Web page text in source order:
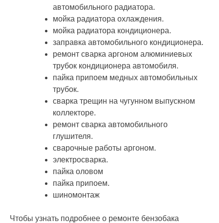
автомобильного радиатора.
мойка радиатора охлаждения.
мойка радиатора кондиционера.
заправка автомобильного кондиционера.
ремонт сварка аргоном алюминиевых
трубок кондиционера автомобиля.
пайка припоем медных автомобильных
трубок.
сварка трещин на чугунном выпускном
коллекторе.
ремонт сварка автомобильного
глушителя.
сварочные работы аргоном.
электросварка.
пайка оловом
пайка припоем.
шиномонтаж
Чтобы узнать подробнее о ремонте бензобака